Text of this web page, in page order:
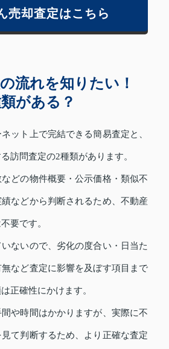
売却査定はこちら
流れを知りたい！
がある？
ット上で完結できる簡易査定と、
訪問査定の2種類があります。
どの物件概要・公示価格・類似不
などから判断されるため、不動産
要です。
ないので、劣化の度合い・日当た
など査定に影響を及ぼす項目まで
正確性にかけます。
や時間はかかりますが、実際に不
て判断するため、より正確な査定